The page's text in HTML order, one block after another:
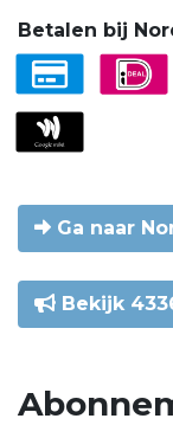
Betalen bij
Ga naar
Bekijk